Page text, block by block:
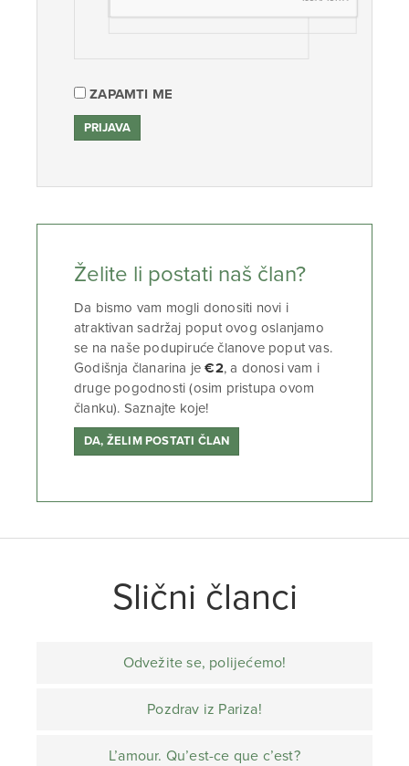
ZAPAMTI ME
Želite li postati naš član?
Da bismo vam mogli donositi novi i
atraktivan sadržaj poput ovog oslanjamo
se na naše podupiruće članove poput vas.
Godišnja članarina je€2, a donosi vam i
druge pogodnosti (osim pristupa ovom
članku). Saznajte koje!
DA, ŽELIM POSTATI ČLAN
Slični članci
Odvežite se, polijećemo!
Pozdrav iz Pariza!
L’amour. Qu’est-ce que c’est?